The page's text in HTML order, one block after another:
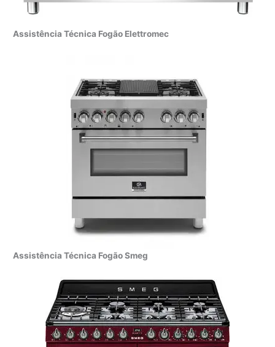
Assistência Técnica Fogão Elettromec
Assistência Técnica Fogão Smeg